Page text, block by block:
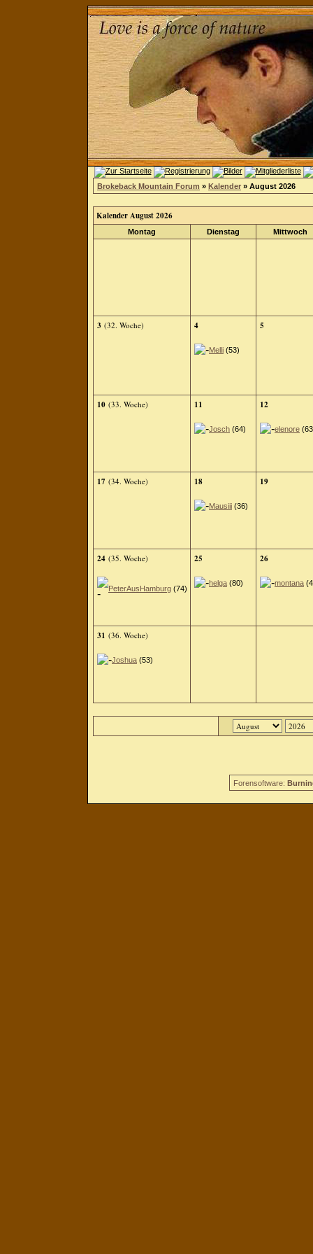
Brokeback Mountain Forum » Kalender » August 2026
Kalender August 2026
Montag Dienstag Mittwoch
3 (32. Woche) 4
Melli (53)
5
10 (33. Woche) 11
Josch (64)
12
elenore
17 (34. Woche) 18
Mausiii (36)
19
24 (35. Woche)
PeterAusHamburg (74)
25
helga (80)
26
montana
31 (36. Woche)
Joshua (53)
Forensoftware: